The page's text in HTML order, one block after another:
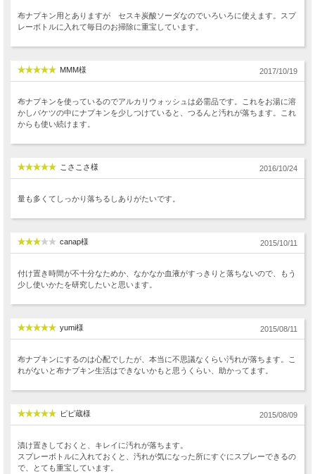
布ナプキン用とありますが セスキ炭酸ソーダなのでいろいろに使えます。スプ
レーボトルに入れて毎日のお掃除に重宝しています。
MMM様 2017/10/19
布ナプキンを使っているのでアルカリウォッシュは必需品です。これをお湯に溶
かしバケツの中にナプキンを少しつけていると、つるんと汚れが落ちます。これ
からも使い続けます。
こさこさ様 2016/10/24
量も多くてしっかり落ちるしありがたいです。
canap様 2015/10/11
付け置き時間が不十分なためか、なかなか血液がすっきりと落ちないので、もう
少し使いかたを研究したいと思います。
yumi様 2015/08/11
布ナプキンにするのは心配でしたが、本当に不思議なくらい汚れが落ちます。こ
れがないと布ナプキン生活はできないかもと思うくらい、助かってます。
ピピ蔵様 2015/08/09
漬け置きしておくと、キレイに汚れが落ちます。
スプレーボトルに入れておくと、汚れが気になった所にすぐにスプレーできるの
で、とても重宝しています。